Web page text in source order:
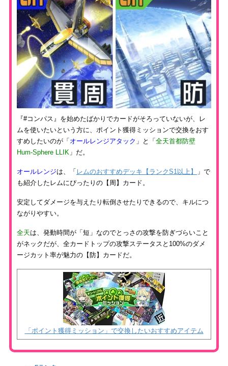
『#コンパス』を始めたばかりでカードがそろっていないが、レ
ムを使いたいという方に、ポイント獲得ミッションで交換をおす
すめしたいのが「 オールレンジアタック 」と「 全天首都防壁
Hum-Sphere LLIK 」だ。
オールレンジは、「 レムのおすすめデッキ【ランクS1以上】
」で
も紹介したレムにぴったりの【周】カード。
安定してダメージを与えたり転倒させたりできるので、キルにつ
ながりやすい。
全天は、発動時間が「短」なのでとっさの攻撃を防ぎづらいこと
がネックだが、全カードトップの攻撃ステータスと100%のダメ
ージカット率が魅力の【防】カードだ。
「ポイント獲得ミッション」で交換したいおすすめアイテム